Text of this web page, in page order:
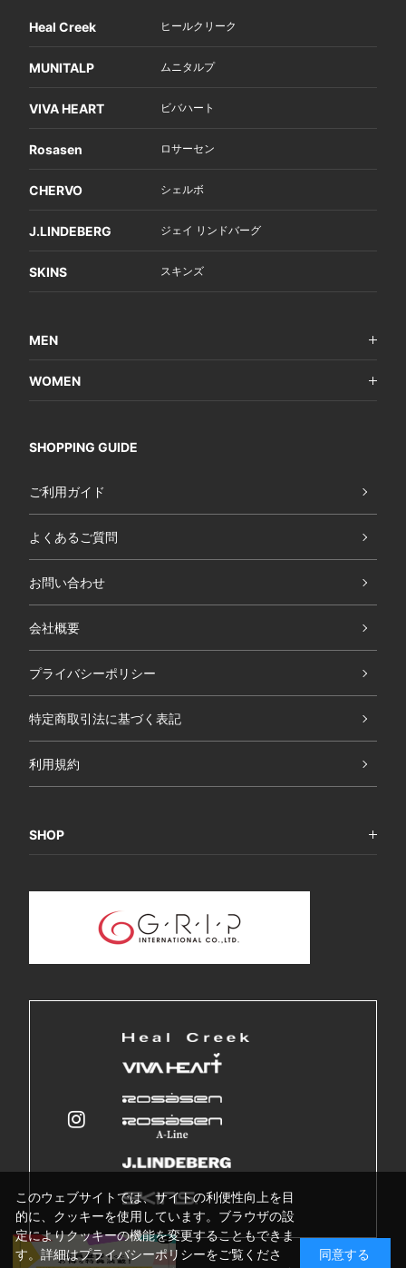
Heal Creek ヒールクリーク
MUNITALP ムニタルプ
VIVA HEART ビバハート
Rosasen ロサーセン
CHERVO シェルボ
J.LINDEBERG ジェイ リンドバーグ
SKINS スキンズ
MEN
WOMEN
SHOPPING GUIDE
ご利用ガイド
よくあるご質問
お問い合わせ
会社概要
プライバシーポリシー
特定商取引法に基づく表記
利用規約
SHOP
このウェブサイトでは、サイトの利便性向上を目
的に、クッキーを使用しています。ブラウザの設
定によりクッキーの機能を変更することもできま
す。詳細はプライバシーポリシーをご覧くださ
同意する